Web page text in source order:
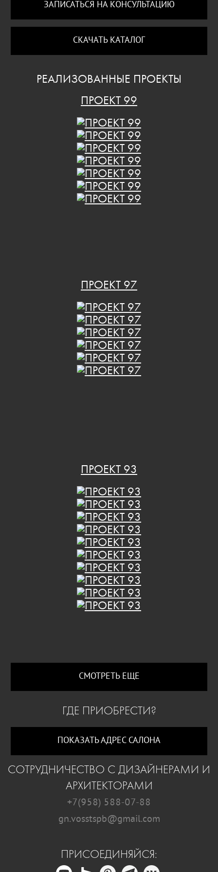
ЗАПИСАТЬСЯ НА КОНСУЛЬТАЦИЮ
СКАЧАТЬ КАТАЛОГ
РЕАЛИЗОВАННЫЕ ПРОЕКТЫ
ПРОЕКТ 99
ПРОЕКТ 97
ПРОЕКТ 93
СМОТРЕТЬ ЕЩЕ
ГДЕ ПРИОБРЕСТИ?
ПОКАЗАТЬ АДРЕС САЛОНА
СОТРУДНИЧЕСТВО С ДИЗАЙНЕРАМИ И
АРХИТЕКТОРАМИ
+7(958) 588-07-88
gn.vosstspb@gmail.com
ПРИСОЕДИНЯЙСЯ: